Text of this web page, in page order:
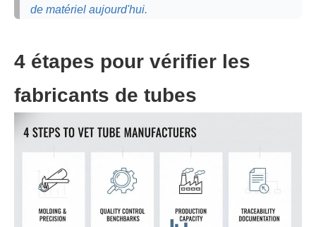
de matériel aujourd'hui.
4 étapes pour vérifier les
fabricants de tubes